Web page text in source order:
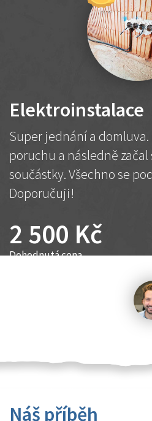
Elektroinstalace
Super jednání a
poruchu a následně
součástky. Všechno se
Doporučuji!
2 500 Kč
Dohodnutá cena
Náš příběh